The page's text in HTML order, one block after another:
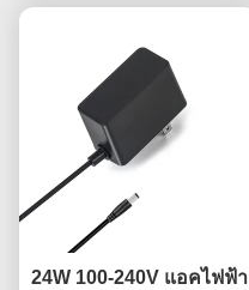
24W 100-240V แอคไฟฟ้า